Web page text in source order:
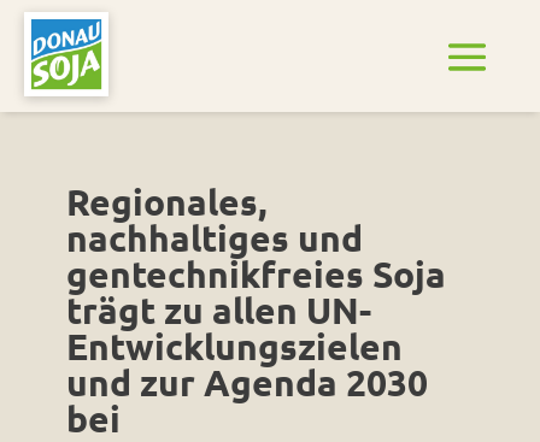
Regionales,
nachhaltiges und
gentechnikfreies Soja
trägt zu allen UN-
Entwicklungszielen
und zur Agenda 2030
bei